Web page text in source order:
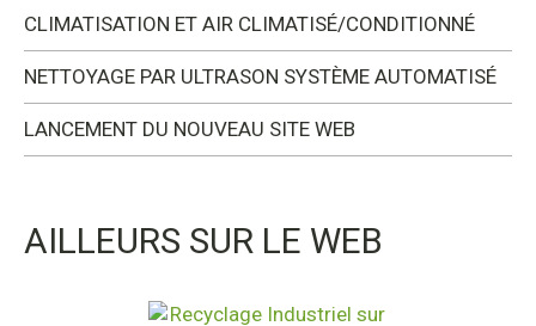
CLIMATISATION ET AIR CLIMATISÉ/CONDITIONNÉ
NETTOYAGE PAR ULTRASON SYSTÈME AUTOMATISÉ
LANCEMENT DU NOUVEAU SITE WEB
AILLEURS SUR LE WEB